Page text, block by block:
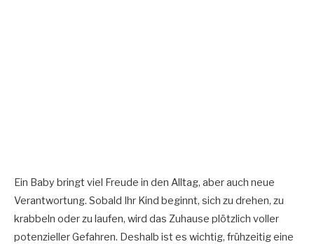
Ein Baby bringt viel Freude in den Alltag, aber auch neue
Verantwortung. Sobald Ihr Kind beginnt, sich zu drehen, zu
krabbeln oder zu laufen, wird das Zuhause plötzlich voller
potenzieller Gefahren. Deshalb ist es wichtig, frühzeitig eine